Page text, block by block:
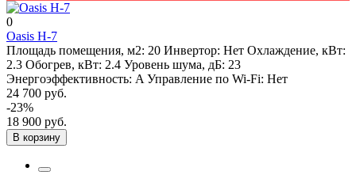
0
Oasis H-7
Площадь помещения, м2: 20 Инвертор: Нет Охлаждение, кВт:
2.3 Обогрев, кВт: 2.4 Уровень шума, дБ: 23
Энергоэффективность: A Управление по Wi-Fi: Нет
24 700 руб.
-23%
18 900 руб.
В корзину